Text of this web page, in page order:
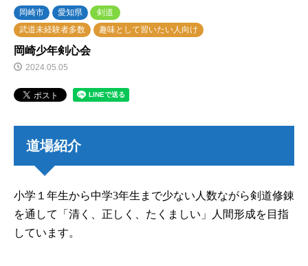
岡崎市 愛知県
剣道
武道未経験者多数
趣味として習いたい人向け
岡崎少年剣心会
2024.05.05
道場紹介
小学１年生から中学3年生まで少ない人数ながら剣道修錬
を通して「清く、正しく、たくましい」人間形成を目指
しています。